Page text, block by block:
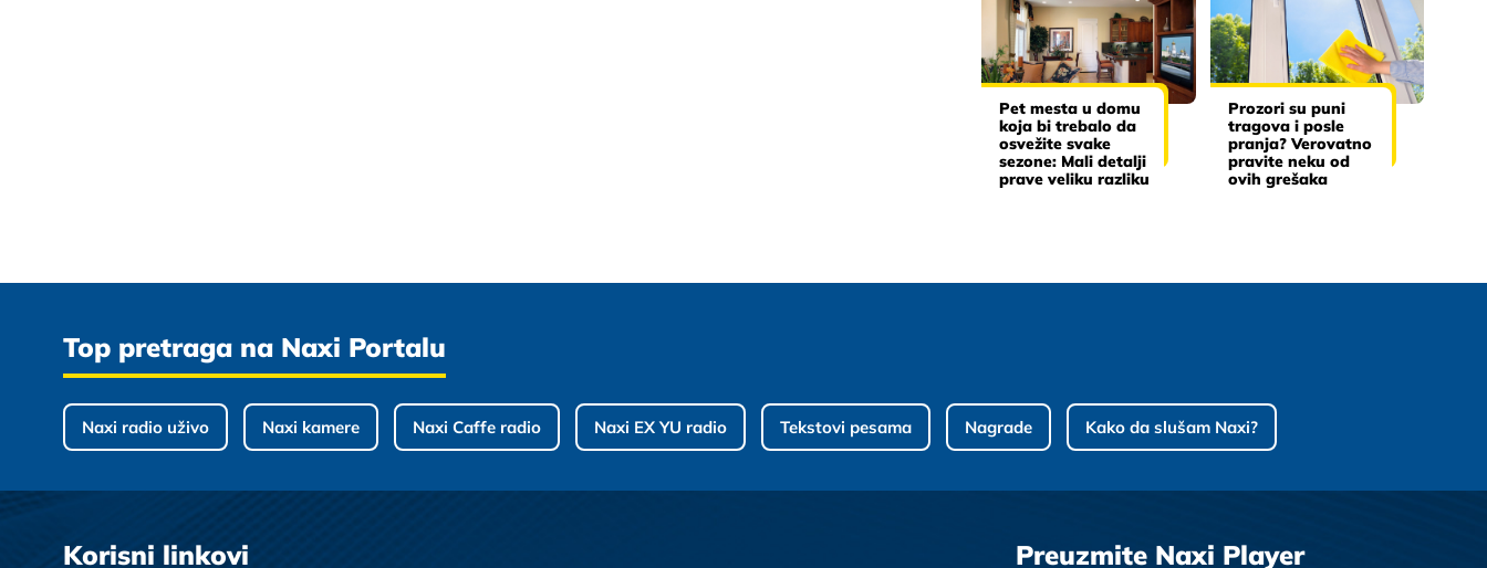
Pet mesta u domu
koja bi trebalo da
osvežite svake
sezone: Mali detalji
prave veliku razliku
Prozori su puni
tragova i posle
pranja? Verovatno
pravite neku od
ovih grešaka
Top pretraga na Naxi Portalu
Naxi radio uživo Naxi kamere Naxi Caffe radio Naxi EX YU radio Tekstovi pesama Nagrade Kako da slušam Naxi?
Korisni linkovi Preuzmite Naxi Player